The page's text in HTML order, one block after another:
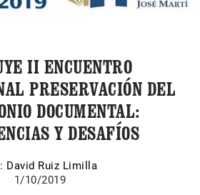
II ENCUENTRO
PRESERVACIÓN DEL
DOCUMENTAL:
Y DESAFÍOS
David Ruiz Limilla
1/10/2019